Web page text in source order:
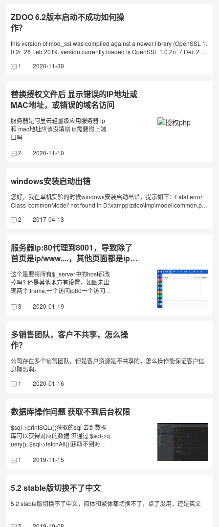
ZDOO 6.2版本启动不成功如何操
作？
this version of mod_ssl was compiled against a newer library (OpenSSL 1.
0.2r 26 Feb 2019, version currently loaded is OpenSSL 1.0.2n 7 Dec 201
ad.so.0(+0x8ae5)[0x7f7258535ae5]/opt/zbox/run/mysql/mysqld(+0x490ad
16:02:26 0 [Note] InnoDB: 10.3.13 started; log sequence number 1603968;
transaction id 92020-11-30 16:02:26 0 [Note] InnoDB: Loading buffer pool
(s) from /opt/zbox/data/mysql/ib_buffer_pool2020-11-30 16:02:26 0 [Note] I
nnoDB: Buffer pool(s) load completed at 201130 16:02:26/opt/zbox/run/lib/
libc.so.6(clone+0x3f)[0x7f72578d188f]The manual page at http://dev.mysq
l.com/doc/mysql/en/crashing.html containsinformation that should help you
find out what is causing the crash.
1 2020-11-30
替换授权文件后 显示错误的IP地址或
MAC地址，或错误的域名访问
服务器是阿里云轻量级应用服务器 ip
和 mac地址应该没填错 ip需要附上端
口吗
2
2020-11-10
windows安装启动出错
您好，我在单机实验的时候windows安装启动出错，提示如下：Fatal error:
Class 'commonModel' not found in D:\xampp\zdoo\tmp\model\common.ph
2 2017-04-13
服务器ip:80代理到8001，导致除了
首页是ip/www....，其他页面都是ip:8
001/www/....
这个是要将所有$_server中的host都改
掉吗? 还是其他地方有设置，如图未出
现两个iframe,一个访问ip80一个访问ip
3
2020-01-19
多销售团队，客户不共享，怎么操
作？
公司存在多个销售团队，但是客户资源是不共享的，怎么操作能保证客户信
息隔离啊。
1
2020-01-16
数据库操作问题 获取不到后台权限
$sql->printSQL();获取的sql 去到数据
库可以获得对应的数据 但通过 $sql->q
uery(); $sql->fetchAll();获取不到对应
1
2019-11-15
5.2 stable版切换不了中文
5.2 stable版切换不了中文，简体和繁体都切换不了，点了没用，还是英文